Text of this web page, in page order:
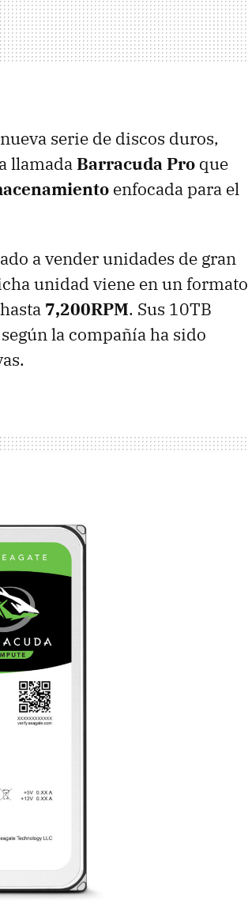
serie de discos duros,
llamadaBarracuda Pro que
enfocada para el
a vender unidades de gran
unidad viene en un formato
7,200RPM. Sus 10TB
la compañía ha sido